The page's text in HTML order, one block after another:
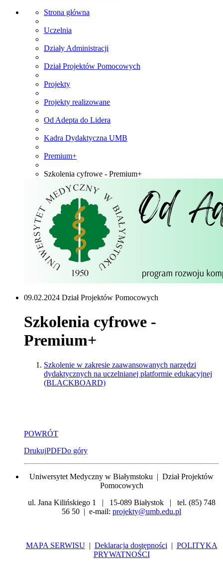
Strona główna
Uczelnia
Działy Administracji
Dział Projektów Pomocowych
Projekty
Projekty realizowane
Od Adepta do Lidera
Kadra Dydaktyczna UMB
Premium+
Szkolenia cyfrowe - Premium+
09.02.2024 Dział Projektów Pomocowych
Szkolenia cyfrowe -
Premium+
Szkolenie w zakresie zaawansowanych narzędzi
dydaktycznych na uczelnianej platformie edukacyjnej
(BLACKBOARD)
POWRÓT
DrukujPDFDo góry
Uniwersytet Medyczny w Białymstoku | Dział Projektów
Pomocowych
ul. Jana Kilińskiego 1 | 15-089 Białystok | tel. (85) 748
56 50 | e-mail: projekty@umb.edu.pl
MAPA SERWISU| Deklaracja dostępności | POLITYKA
PRYWATNOŚCI